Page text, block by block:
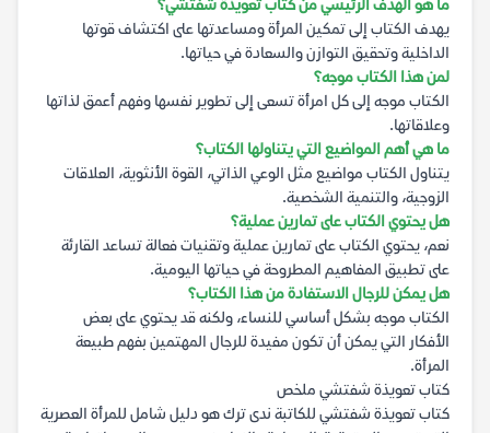
ما هو الهدف الرئيسي من كتاب تعويذة شفتشي؟
يهدف الكتاب إلى تمكين المرأة ومساعدتها على اكتشاف قوتها
الداخلية وتحقيق التوازن والسعادة في حياتها.
لمن هذا الكتاب موجه؟
الكتاب موجه إلى كل امرأة تسعى إلى تطوير نفسها وفهم أعمق لذاتها
وعلاقاتها.
ما هي أهم المواضيع التي يتناولها الكتاب؟
يتناول الكتاب مواضيع مثل الوعي الذاتي، القوة الأنثوية، العلاقات
الزوجية، والتنمية الشخصية.
هل يحتوي الكتاب على تمارين عملية؟
نعم، يحتوي الكتاب على تمارين عملية وتقنيات فعالة تساعد القارئة
على تطبيق المفاهيم المطروحة في حياتها اليومية.
هل يمكن للرجال الاستفادة من هذا الكتاب؟
الكتاب موجه بشكل أساسي للنساء، ولكنه قد يحتوي على بعض
الأفكار التي يمكن أن تكون مفيدة للرجال المهتمين بفهم طبيعة
المرأة.
كتاب تعويذة شفتشي ملخص
كتاب تعويذة شفتشي للكاتبة ندى ترك هو دليل شامل للمرأة العصرية